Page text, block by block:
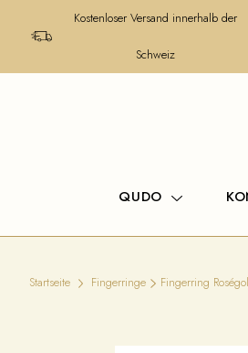
Kostenloser Versand innerhalb der
Schweiz
QUDO
Startseite Fingerringe Fingerring